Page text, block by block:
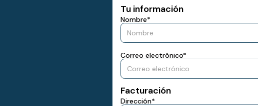
Tu información
Nombre*
Correo electrónico*
Facturación
Dirección*